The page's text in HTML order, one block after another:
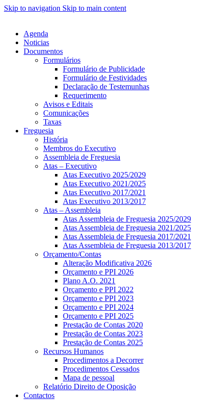
Skip to navigation Skip to main content
Agenda
Noticias
Documentos
Formulários
Formulário de Publicidade
Formulário de Festividades
Declaração de Testemunhas
Requerimento
Avisos e Editais
Comunicações
Taxas
Freguesia
História
Membros do Executivo
Assembleia de Freguesia
Atas – Executivo
Atas Executivo 2025/2029
Atas Executivo 2021/2025
Atas Executivo 2017/2021
Atas Executivo 2013/2017
Atas – Assembleia
Atas Assembleia de Freguesia 2025/2029
Atas Assembleia de Freguesia 2021/2025
Atas Assembleia de Freguesia 2017/2021
Atas Assembleia de Freguesia 2013/2017
Orçamento/Contas
Alteração Modificativa 2026
Orçamento e PPI 2026
Plano A.O. 2021
Orçamento e PPI 2022
Orçamento e PPI 2023
Orçamento e PPI 2024
Orçamento e PPI 2025
Prestação de Contas 2020
Prestação de Contas 2023
Prestação de Contas 2025
Recursos Humanos
Procedimentos a Decorrer
Procedimentos Cessados
Mapa de pessoal
Relatório Direito de Oposição
Contactos